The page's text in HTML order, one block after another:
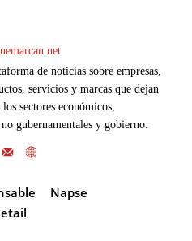
de noticias sobre empresas,
servicios y marcas que dejan
sectores económicos,
gubernamentales y gobierno.
Napse